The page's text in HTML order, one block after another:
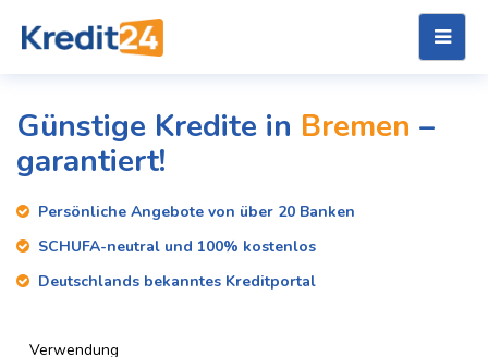
Günstige Kredite in Bremen –
garantiert!
Persönliche Angebote von über 20 Banken
SCHUFA-neutral und 100% kostenlos
Deutschlands bekanntes Kreditportal
Verwendung